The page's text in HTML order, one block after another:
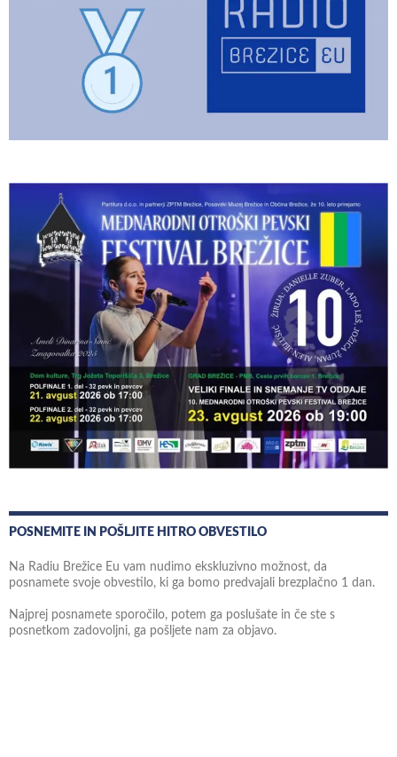
POSNEMITE IN POŠLJITE HITRO OBVESTILO
Na Radiu Brežice Eu vam nudimo ekskluzivno možnost, da
posnamete svoje obvestilo, ki ga bomo predvajali brezplačno 1 dan.
Najprej posnamete sporočilo, potem ga poslušate in če ste s
posnetkom zadovoljni, ga pošljete nam za objavo.